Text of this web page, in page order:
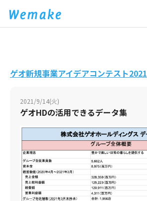
ゲオ新規事業アイデアコンテスト2021
2021/9/14(火)
ゲオHDの活用できるデータ集